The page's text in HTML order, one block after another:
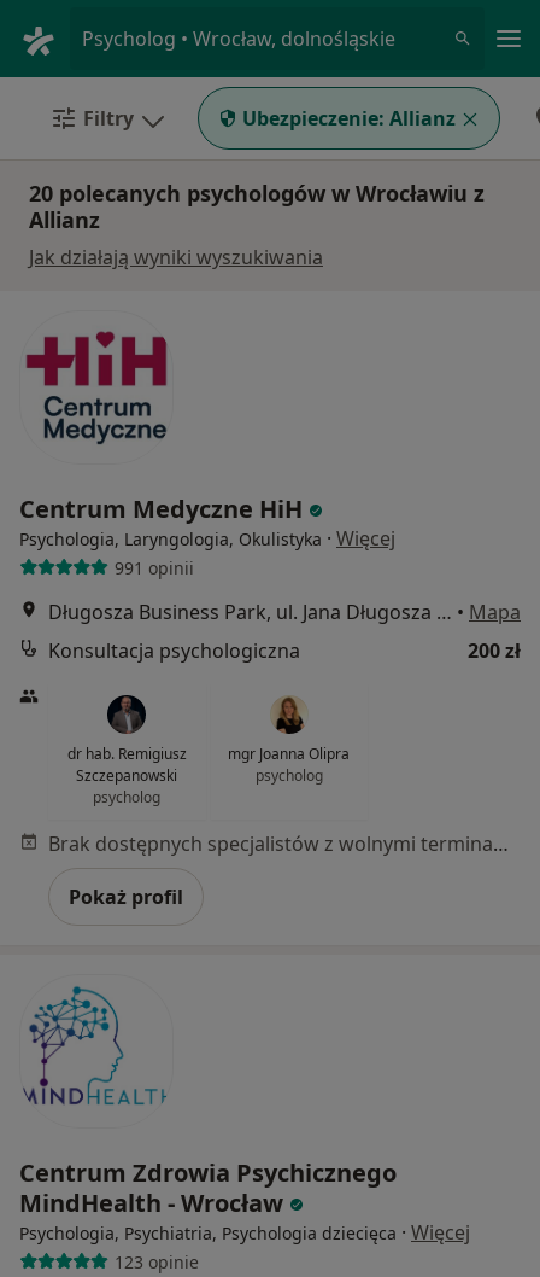
Psycholog • Wrocław, dolnośląskie
Filtry Ubezpieczenie: Allianz
20 polecanych psychologów w Wrocławiu z
Allianz
Jak działają wyniki wyszukiwania
Centrum Medyczne HiH
Psychologia, Laryngologia, Okulistyka · Więcej
991 opinii
Długosza Business Park, ul. Jana Długosza 48 budynek D, Wrocław • Mapa
Konsultacja psychologiczna
200 zł
dr hab. Remigiusz
Szczepanowski
psycholog
mgr Joanna Olipra
psycholog
Brak dostępnych specjalistów z wolnymi terminami w tym centrum medycznym.
Pokaż profil
Centrum Zdrowia Psychicznego
MindHealth - Wrocław
Psychologia, Psychiatria, Psychologia dziecięca · Więcej
123 opinie